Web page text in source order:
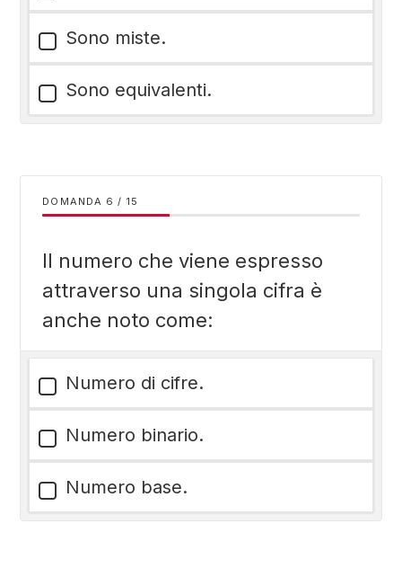
Sono miste.
Sono equivalenti.
DOMANDA / 15
Il numero che viene espresso
attraverso una singola cifra è
anche noto come:
Numero di cifre.
Numero binario.
Numero base.